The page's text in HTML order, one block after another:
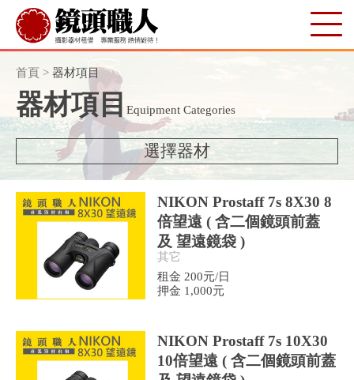
首頁 > 器材項目
器材項目 Equipment Categories
選擇器材
NIKON Prostaff 7s 8X30 8
倍望遠 ( 含二個鏡頭前蓋
及 望遠鏡袋 )
其它
租金 200元/日
押金 1,000元
NIKON Prostaff 7s 10X30
10倍望遠 ( 含二個鏡頭前蓋